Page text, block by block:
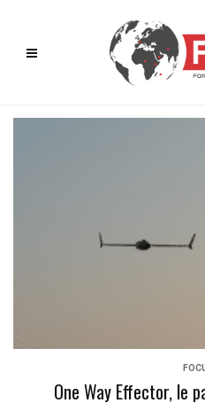
One Way Effector, le